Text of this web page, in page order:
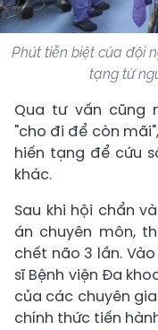
Phút tiễn biệt của đội
tạng từ
Qua tư vấn cũng
"cho đi để còn
hiến tạng để cứu
khác.
Sau khi hội chẩn
án chuyên môn,
chết não 3 lần.
sĩ Bệnh viện Đa
của các chuyên
chính thức tiến